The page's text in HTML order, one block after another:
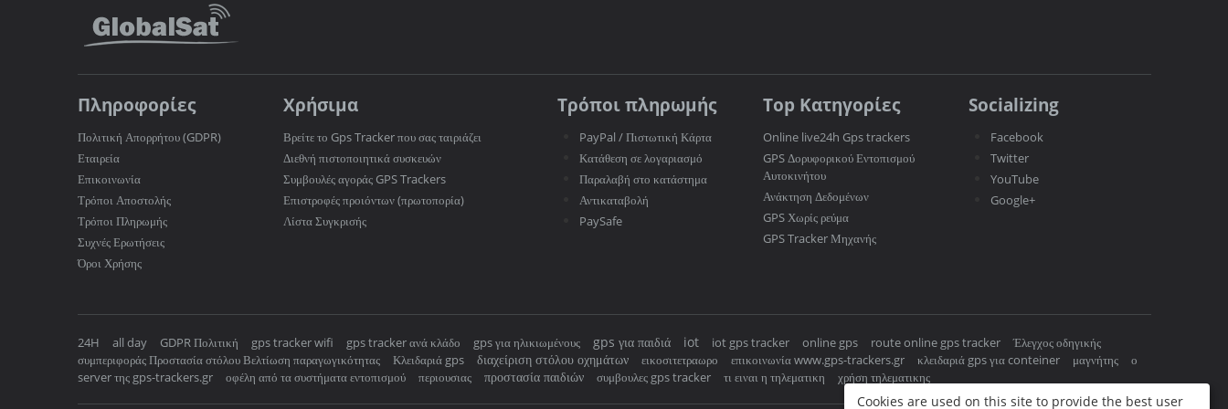
Πληροφορίες
Πολιτική Απορρήτου (GDPR)
Εταιρεία
Επικοινωνία
Τρόποι Αποστολής
Τρόποι Πληρωμής
Συχνές Ερωτήσεις
Όροι Χρήσης
Χρήσιμα
Βρείτε το Gps Tracker που σας ταιριάζει
Διεθνή πιστοποιητικά συσκευών
Συμβουλές αγοράς GPS Trackers
Επιστροφές προιόντων (πρωτοπορία)
Λίστα Συγκρισής
Τρόποι πληρωμής
PayPal / Πιστωτική Κάρτα
Κατάθεση σε λογαριασμό
Παραλαβή στο κατάστημα
Αντικαταβολή
PaySafe
Top Κατηγορίες
Online live24h Gps trackers
GPS Δορυφορικού Εντοπισμού
Αυτοκινήτου
Ανάκτηση Δεδομένων
GPS Χωρίς ρεύμα
GPS Tracker Μηχανής
Socializing
Facebook
Twitter
YouTube
Google+
24H all day GDPR Πολιτική gps tracker wifi gps tracker ανά κλάδο gps για ηλικιωμένους gps για παιδιά iot iot gps tracker online gps route online gps tracker
Έλεγχος οδηγικής
συμπεριφοράς Προστασία στόλου Βελτίωση παραγωγικότητας
Κλειδαριά gps διαχείριση στόλου οχημάτων εικοσιτετραωρο επικοινωνία www.gps-trackers.gr κλειδαριά gps για conteiner μαγνήτης
ο
server της gps-trackers.gr
οφέλη από τα συστήματα εντοπισμού περιουσιας προστασία παιδιών συμβουλες gps tracker τι ειναι η τηλεματικη χρήση τηλεματικης
Cookies are used on this site to provide the best user